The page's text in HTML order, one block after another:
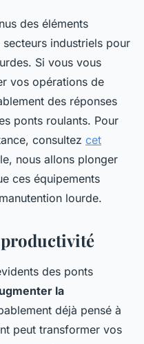
clés
manutention
lecture
des éléments
industriels pour
Si vous vous
vos opérations de
des réponses
ponts roulants. Pour
consultez cet
nous allons plonger
ces équipements
lourde.
des ponts
la
déjà pensé à
peut transformer vos